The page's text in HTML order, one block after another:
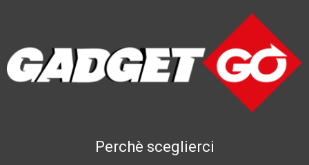
Perchè sceglierci